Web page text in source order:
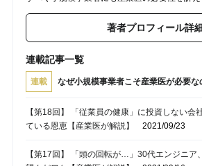
著者プロフィール詳
連載記事一覧
連載 なぜ小規模事業者こそ産業医が必要な
【第18回】 「従業員の健康」に投資しない会
ている恩恵【産業医が解説】
2021/09/23
【第17回】 「頭の回転が…」30代エンジニア